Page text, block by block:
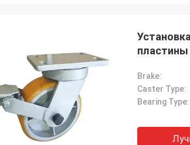
Brake:
Caster Type:
Bearing Type: